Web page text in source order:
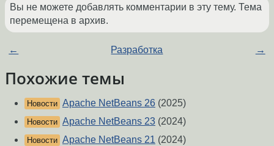
Вы не можете добавлять комментарии в эту тему. Тема
перемещена в архив.
← Разработка →
Похожие темы
Новости Apache NetBeans 26 (2025)
Новости Apache NetBeans 23 (2024)
Новости Apache NetBeans 21 (2024)